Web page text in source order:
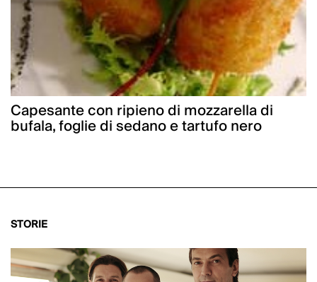
Capesante con ripieno di mozzarella di
bufala, foglie di sedano e tartufo nero
STORIE